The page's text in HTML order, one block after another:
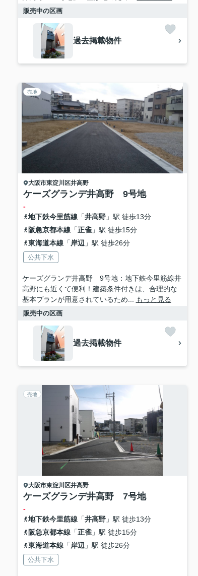
販売中の区画
過去掲載物件
売地
大阪市東淀川区井高野
ケーズグランデ井高野 9号地
-
地下鉄今里筋線「井高野」駅 徒歩13分
阪急京都本線「正雀」駅 徒歩15分
東海道本線「 岸辺 」駅 徒歩26分
公共下水
ケーズグランデ井高野 9号地：地下鉄今里筋線井
高野にも近くて便利！建築条件付きは、合理的な
基本プランが用意されているため...
もっと見る
販売中の区画
過去掲載物件
売地
大阪市東淀川区井高野
ケーズグランデ井高野 7号地
-
地下鉄今里筋線「井高野」駅 徒歩13分
阪急京都本線「正雀」駅 徒歩15分
東海道本線「 岸辺 」駅 徒歩26分
公共下水